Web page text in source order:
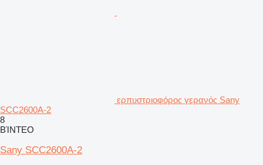
ερπυστριοφόρος γερανός Sany
SCC2600A-2
8
ΒΊΝΤΕΟ
Sany SCC2600A-2